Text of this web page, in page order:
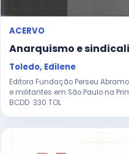
ACERVO
Anarquismo e
Toledo, Edilene
Editora Fundação Perseu
e militantes em São Paulo na
BCDD 330 TOL